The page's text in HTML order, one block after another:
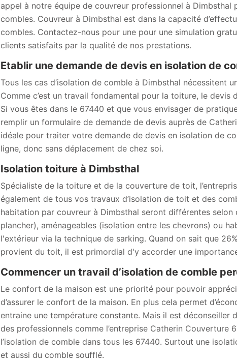
appel à notre équipe de couvreur professionnel à
combles. Couvreur à Dimbsthal est dans la capacité
combles. Contactez-nous pour une pour une simulation
clients satisfaits par la qualité de nos prestations.
Etablir une demande de devis en isolation de
Tous les cas d’isolation de comble à Dimbsthal nécessitent
Comme c’est un travail fondamental pour la toiture, le
Si vous êtes dans le 67440 et que vous envisager de
remplir un formulaire de demande de devis auprès de
idéale pour traiter votre demande de devis en isolation de
ligne, donc sans déplacement de chez soi.
Isolation toiture à Dimbsthal
Spécialiste de la toiture et de la couverture de toit,
également de tous vos travaux d’isolation de toit et des
habitation par couvreur à Dimbsthal seront différentes
plancher), aménageables (isolation entre les chevrons) ou
l'extérieur via la technique de sarking. Quand on sait que
provient du toit, il est primordial d'y accorder une
Commencer un travail d’isolation de comble
Le confort de la maison est une priorité pour pouvoir
d’assurer le confort de la maison. En plus cela permet
entraine une température constante. Mais il est
des professionnels comme l’entreprise Catherin Couverture
l’isolation de comble dans tous les 67440. Surtout une
et aussi du comble soufflé.